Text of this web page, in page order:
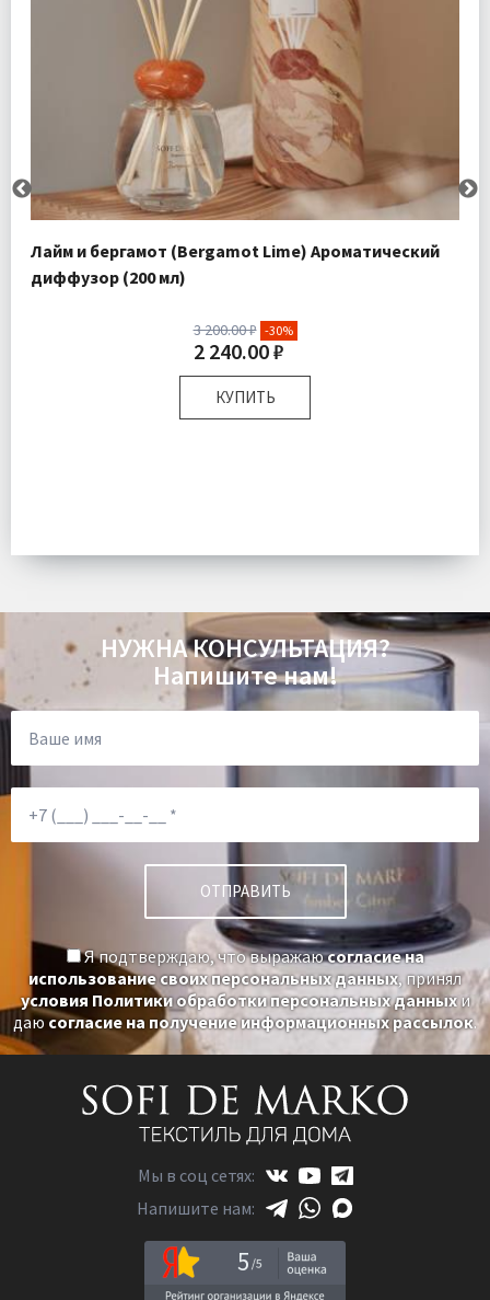
Лайм и бергамот (Bergamot Lime) Ароматический
диффузор (200 мл)
3 200.00 ₽ -30%
2 240.00 ₽
КУПИТЬ
НУЖНА КОНСУЛЬТАЦИЯ?
Напишите нам!
Я подтверждаю, что выражаюсогласие на
использование своих персональных данных, принял
условия Политики обработки персональных данныхи
даюсогласие на получение информационных рассылок.
Мы в соц сетях:
Напишите нам:
5